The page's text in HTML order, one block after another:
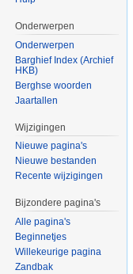
Onderwerpen
Onderwerpen
Barghief Index (Archief
HKB)
Berghse woorden
Jaartallen
Wijzigingen
Nieuwe pagina's
Nieuwe bestanden
Recente wijzigingen
Bijzondere pagina's
Alle pagina's
Beginnetjes
Willekeurige pagina
Zandbak